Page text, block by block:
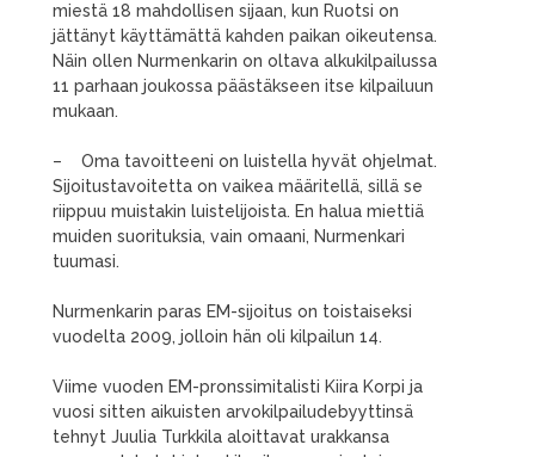
miestä 18 mahdollisen sijaan, kun Ruotsi on
jättänyt käyttämättä kahden paikan oikeutensa.
Näin ollen Nurmenkarin on oltava alkukilpailussa
11 parhaan joukossa päästäkseen itse kilpailuun
mukaan.
– Oma tavoitteeni on luistella hyvät ohjelmat.
Sijoitustavoitetta on vaikea määritellä, sillä se
riippuu muistakin luistelijoista. En halua miettiä
muiden suorituksia, vain omaani, Nurmenkari
tuumasi.
Nurmenkarin paras EM-sijoitus on toistaiseksi
vuodelta 2009, jolloin hän oli kilpailun 14.
Viime vuoden EM-pronssimitalisti Kiira Korpi ja
vuosi sitten aikuisten arvokilpailudebyyttinsä
tehnyt Juulia Turkkila aloittavat urakkansa